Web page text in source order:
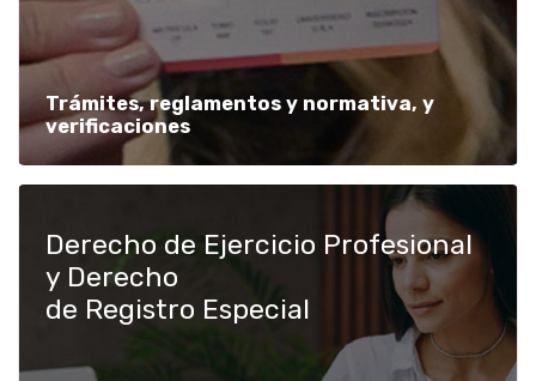
Trámites, reglamentos y normativa, y
verificaciones
Derecho de Ejercicio Profesional
y Derecho
de Registro Especial